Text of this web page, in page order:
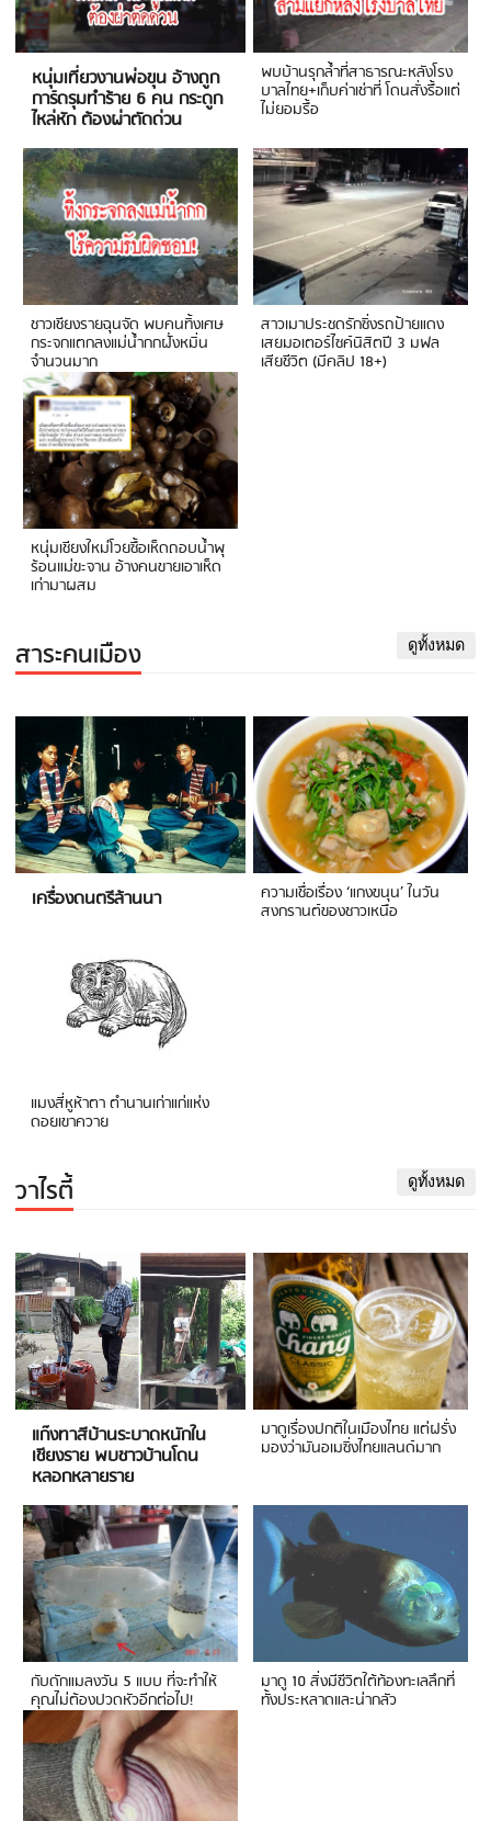
หนุ่มเที่ยวงานพ่อขุน อ้างถูก
การ์ดรุมทำร้าย 6 คน กระดูก
ไหล่หัก ต้องผ่าตัดด่วน
พบบ้านรุกล้ำที่สาธารณะหลังโรง
บาลไทย+เก็บค่าเช่าที่ โดนสั่งรื้อแต่
ไม่ยอมรื้อ
ชาวเชียงรายฉุนจัด พบคนทิ้งเศษ
กระจกแตกลงแม่น้ำกกฝั่งหมิ่น
จำนวนมาก
สาวเมาประชดรักซิ่งรถป้ายแดง
เสยมอเตอร์ไซค์นิสิตปี 3 มฟล
เสียชีวิต (มีคลิป 18+)
หนุ่มเชียงใหม่โวยซื้อเห็ดถอบน้ำพุ
ร้อนแม่ขะจาน อ้างคนขายเอาเห็ด
เก่ามาผสม
สาระคนเมือง ดูทั้งหมด
เครื่องดนตรีล้านนา ความเชื่อเรื่อง ‘แกงขนุน’ ในวัน
สงกรานต์ของชาวเหนือ
แมงสี่หูห้าตา ตำนานเก่าแก่แห่ง
ดอยเขาควาย
วาไรตี้ ดูทั้งหมด
แก๊งทาสีบ้านระบาดหนักใน
เชียงราย พบชาวบ้านโดน
หลอกหลายราย
มาดูเรื่องปกติในเมืองไทย แต่ฝรั่ง
มองว่ามันอเมซิ่งไทยแลนด์มาก
กับดักแมลงวัน 5 แบบ ที่จะทำให้
คุณไม่ต้องปวดหัวอีกต่อไป!
มาดู 10 สิ่งมีชีวิตใต้ท้องทะเลลึกที่
ทั้งประหลาดและน่ากลัว